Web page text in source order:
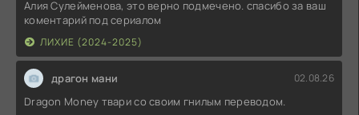
Алия Сулейменова, это верно подмечено. спасибо за ваш
коментарий под сериалом
ЛИХИЕ (2024-2025)
драгон мани 02.08.26
Dragon Money твари со своим гнилым переводом.